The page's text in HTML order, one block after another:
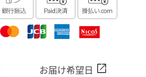
お届け希望日 open_in_new